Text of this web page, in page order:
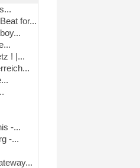
for...
! |...
-...
-...